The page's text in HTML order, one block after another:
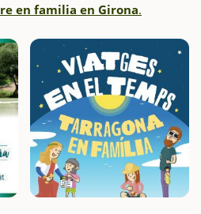
en familia en Girona.